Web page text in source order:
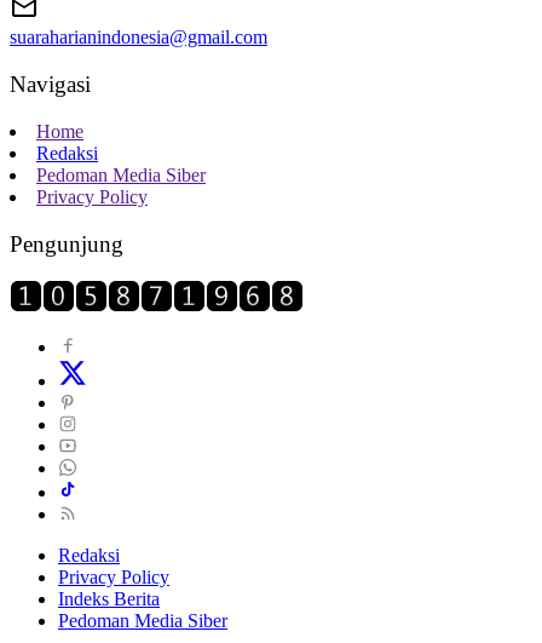
suaraharianindonesia@gmail.com
Navigasi
Home
Redaksi
Pedoman Media Siber
Privacy Policy
Pengunjung
Redaksi
Privacy Policy
Indeks Berita
Pedoman Media Siber